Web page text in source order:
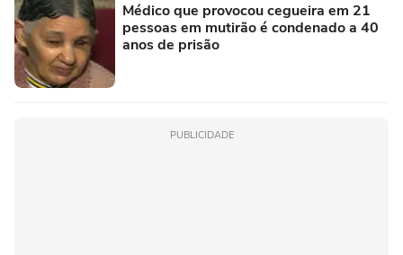
Médico que provocou cegueira em 21
pessoas em mutirão é condenado a 40
anos de prisão
PUBLICIDADE